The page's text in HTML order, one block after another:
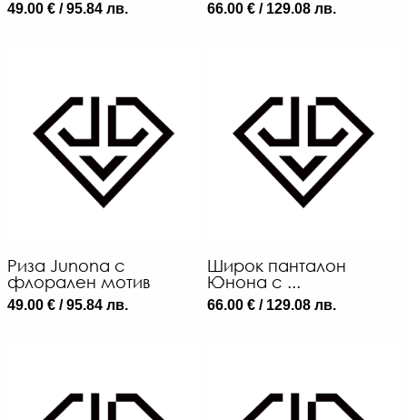
49.00 € / 95.84 лв. 66.00 € / 129.08 лв.
Риза Junona с
флорален мотив
49.00 € / 95.84 лв.
Широк панталон
Юнона с ...
66.00 € / 129.08 лв.